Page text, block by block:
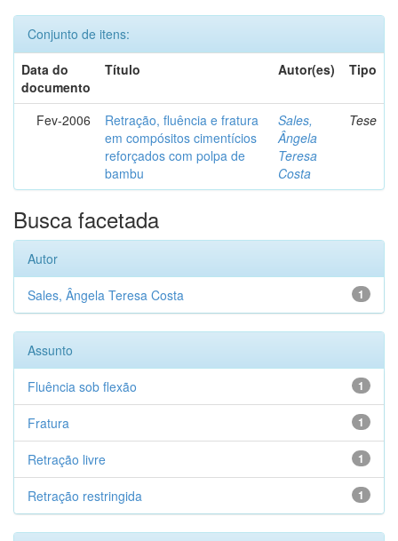
Conjunto de itens:
Data do
documento
Título Autor(es) Tipo
Fev-2006
Retração, fluência e fratura
em compósitos cimentícios
reforçados com polpa de
bambu
Sales,
Ângela
Teresa
Costa
Tese
Busca facetada
Autor
1
Sales, Ângela Teresa Costa
Assunto
1
Fluência sob flexão
1
Fratura
1
Retração livre
1
Retração restringida